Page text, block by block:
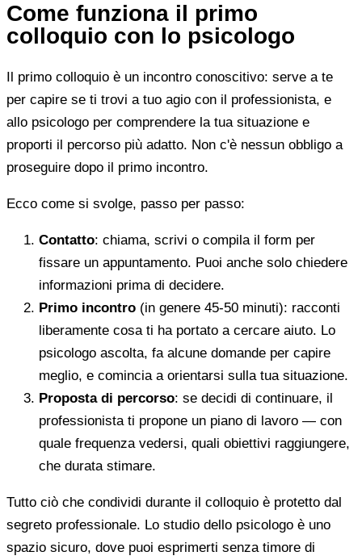
Come funziona il primo
colloquio con lo psicologo
Il primo colloquio è un incontro conoscitivo: serve a te
per capire se ti trovi a tuo agio con il professionista, e
allo psicologo per comprendere la tua situazione e
proporti il percorso più adatto. Non c'è nessun obbligo a
proseguire dopo il primo incontro.
Ecco come si svolge, passo per passo:
Contatto: chiama, scrivi o compila il form per
fissare un appuntamento. Puoi anche solo chiedere
informazioni prima di decidere.
Primo incontro (in genere 45-50 minuti): racconti
liberamente cosa ti ha portato a cercare aiuto. Lo
psicologo ascolta, fa alcune domande per capire
meglio, e comincia a orientarsi sulla tua situazione.
Proposta di percorso: se decidi di continuare, il
professionista ti propone un piano di lavoro — con
quale frequenza vedersi, quali obiettivi raggiungere,
che durata stimare.
Tutto ciò che condividi durante il colloquio è protetto dal
segreto professionale. Lo studio dello psicologo è uno
spazio sicuro, dove puoi esprimerti senza timore di